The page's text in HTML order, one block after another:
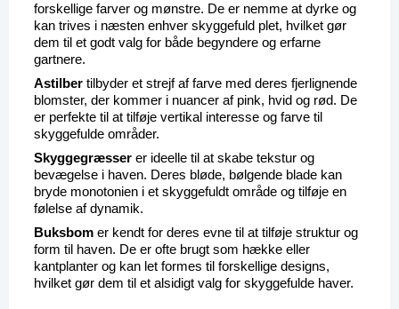
forskellige farver og mønstre. De er nemme at dyrke og
kan trives i næsten enhver skyggefuld plet, hvilket gør
dem til et godt valg for både begyndere og erfarne
gartnere.
Astilber tilbyder et strejf af farve med deres fjerlignende
blomster, der kommer i nuancer af pink, hvid og rød. De
er perfekte til at tilføje vertikal interesse og farve til
skyggefulde områder.
Skyggegræsser er ideelle til at skabe tekstur og
bevægelse i haven. Deres bløde, bølgende blade kan
bryde monotonien i et skyggefuldt område og tilføje en
følelse af dynamik.
Buksbom er kendt for deres evne til at tilføje struktur og
form til haven. De er ofte brugt som hække eller
kantplanter og kan let formes til forskellige designs,
hvilket gør dem til et alsidigt valg for skyggefulde haver.